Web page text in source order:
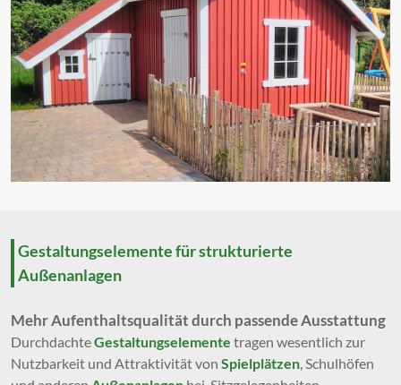
Gestaltungselemente für strukturierte
Außenanlagen
Mehr Aufenthaltsqualität durch passende Ausstattung
DurchdachteGestaltungselemente tragen wesentlich zur
Nutzbarkeit und Attraktivität von Spielplätzen, Schulhöfen